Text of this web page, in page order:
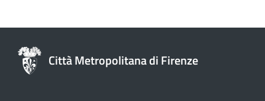
Città Metropolitana di Firenze